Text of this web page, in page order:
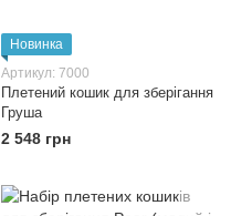
Новинка
Артикул: 7000
Плетений кошик для зберігання
Груша
2 548 грн